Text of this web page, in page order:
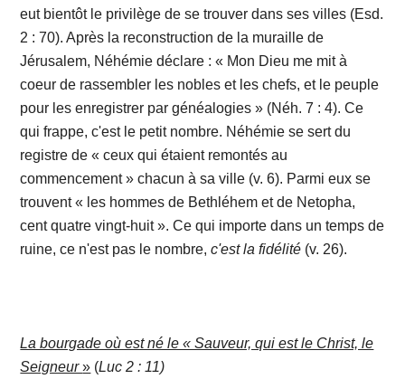
eut bientôt le privilège de se trouver dans ses villes (Esd.
2 : 70). Après la reconstruction de la muraille de
Jérusalem, Néhémie déclare : « Mon Dieu me mit à
coeur de rassembler les nobles et les chefs, et le peuple
pour les enregistrer par généalogies » (Néh. 7 : 4). Ce
qui frappe, c'est le petit nombre. Néhémie se sert du
registre de « ceux qui étaient remontés au
commencement » chacun à sa ville (v. 6). Parmi eux se
trouvent « les hommes de Bethléhem et de Netopha,
cent quatre vingt-huit ». Ce qui importe dans un temps de
ruine, ce n'est pas le nombre,c'est la fidélité (v. 26).
La bourgade où est né le « Sauveur, qui est le Christ, le
Seigneur» (Luc 2 : 11)